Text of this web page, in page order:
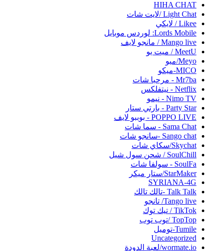
HIHA CHAT
Light Chat /لايت شات
Likee / لايكي
Lords Mobile: لوردس موبايل
Mango live / مانجو لايف
MeetU / ميت يو
Meyo/ميو
MICO-ميكو
Mr7ba - مرحبا شات
Netflix - نيتفلكس
Nimo TV - نيمو
Party Star - بارتي ستار
POPPO LIVE - بوببو لايف
Sama Chat - سما شات
Sango chat -سانجو شات
Skychat/سكاي شات
SoulChill / شحن سول شيل
SoulFa - سولفا شات
StarMaker/ستار ميكر
SYRIANA-4G
Talk Talk -تالك تالك
Tango live/ تانجو
TikTok / تيك توك
TopTop /توب توب
Tumile-توميل
Uncategorized
wormate.io/لعبة الدودة